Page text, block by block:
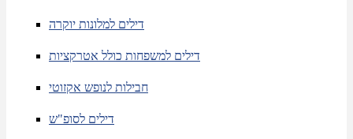
דילים למלונות יוקרה
דילים למשפחות כולל אטרקציות
חבילות לנופש אקזוטי
דילים לסופ"ש